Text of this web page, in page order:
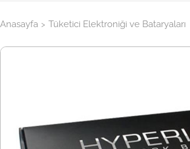
Anasayfa > Tüketici Elektroniği ve Bataryaları